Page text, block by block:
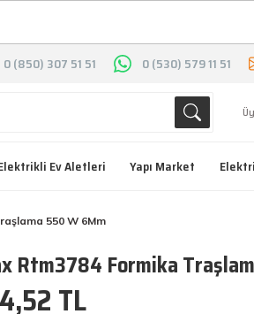
0 (850) 307 51 51 0 (530) 579 11 51
Ev Aletleri Yapı Market
550 W 6Mm
Rtm3784 Formika
TL